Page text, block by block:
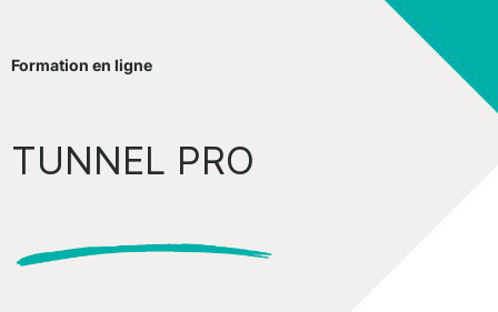
Formation en ligne
TUNNEL PRO